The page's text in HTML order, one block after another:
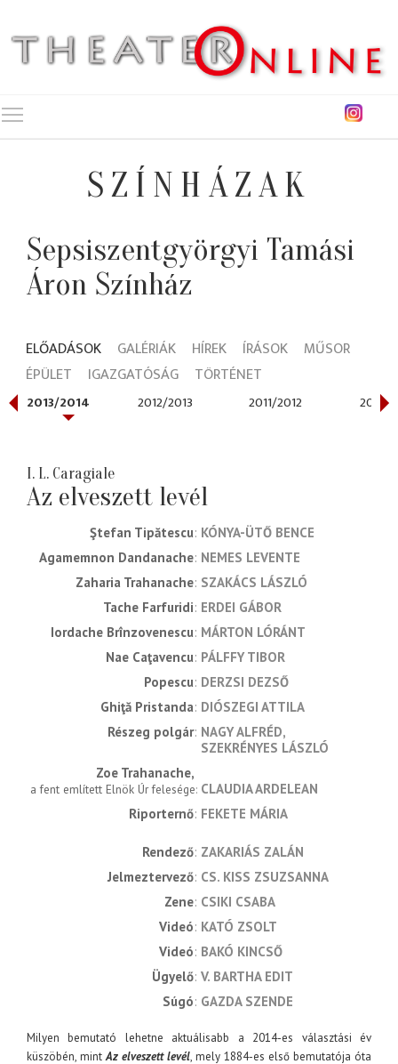
SZÍNHÁZAK
Sepsiszentgyörgyi Tamási
Áron Színház
ELŐADÁSOK GALÉRIÁK HÍREK ÍRÁSOK
MŰSOR
ÉPÜLET
IGAZGATÓSÁG TÖRTÉNET
2013/2014 2012/2013 2011/2012 2010/
I. L. Caragiale
Az elveszett levél
Ştefan Tipătescu KÓNYA-ÜTŐ BENCE
Agamemnon Dandanache NEMES LEVENTE
Zaharia Trahanache SZAKÁCS LÁSZLÓ
Tache Farfuridi ERDEI GÁBOR
Iordache Brînzovenescu MÁRTON LÓRÁNT
Nae Caţavencu PÁLFFY TIBOR
Popescu DERZSI DEZSŐ
Ghiţă Pristanda DIÓSZEGI ATTILA
Részeg polgár NAGY ALFRÉD
SZEKRÉNYES LÁSZLÓ
Zoe Trahanache
a fent említett Elnök Úr felesége CLAUDIA ARDELEAN
Riporternő FEKETE MÁRIA
rendező ZAKARIÁS ZALÁN
jelmeztervező CS. KISS ZSUZSANNA
zene CSIKI CSABA
videó KATÓ ZSOLT
videó BAKÓ KINCSŐ
ügyelő V. BARTHA EDIT
súgó GAZDA SZENDE
Milyen bemutató lehetne aktuálisabb a 2014-es választási év
küszöbén, mintAz elveszett levél, mely 1884-es első bemutatója óta